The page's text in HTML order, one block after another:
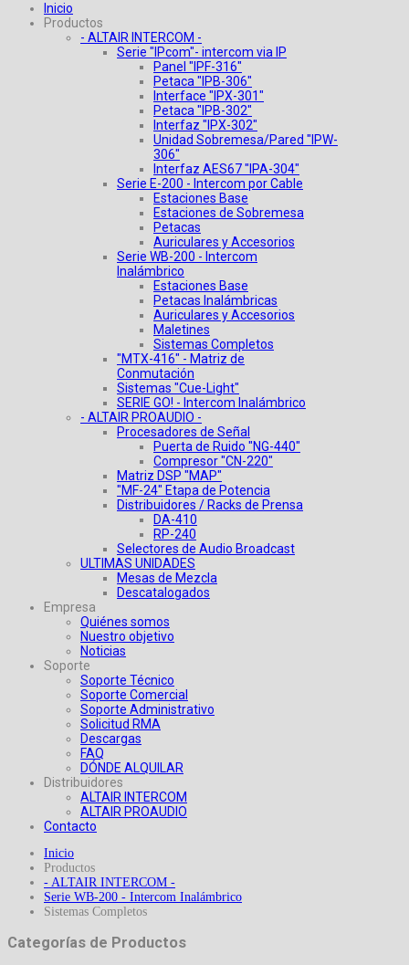
Inicio
Productos
- ALTAIR INTERCOM -
Serie "IPcom"- intercom via IP
Panel "IPF-316"
Petaca "IPB-306"
Interface "IPX-301"
Petaca "IPB-302"
Interfaz "IPX-302"
Unidad Sobremesa/Pared "IPW-
306"
Interfaz AES67 "IPA-304"
Serie E-200 - Intercom por Cable
Estaciones Base
Estaciones de Sobremesa
Petacas
Auriculares y Accesorios
Serie WB-200 - Intercom
Inalámbrico
Estaciones Base
Petacas Inalámbricas
Auriculares y Accesorios
Maletines
Sistemas Completos
"MTX-416" - Matriz de
Conmutación
Sistemas "Cue-Light"
SERIE GO! - Intercom Inalámbrico
- ALTAIR PROAUDIO -
Procesadores de Señal
Puerta de Ruido "NG-440"
Compresor "CN-220"
Matriz DSP "MAP"
"MF-24" Etapa de Potencia
Distribuidores / Racks de Prensa
DA-410
RP-240
Selectores de Audio Broadcast
ULTIMAS UNIDADES
Mesas de Mezcla
Descatalogados
Empresa
Quiénes somos
Nuestro objetivo
Noticias
Soporte
Soporte Técnico
Soporte Comercial
Soporte Administrativo
Solicitud RMA
Descargas
FAQ
DÓNDE ALQUILAR
Distribuidores
ALTAIR INTERCOM
ALTAIR PROAUDIO
Contacto
Inicio
Productos
- ALTAIR INTERCOM -
Serie WB-200 - Intercom Inalámbrico
Sistemas Completos
Categorías de Productos